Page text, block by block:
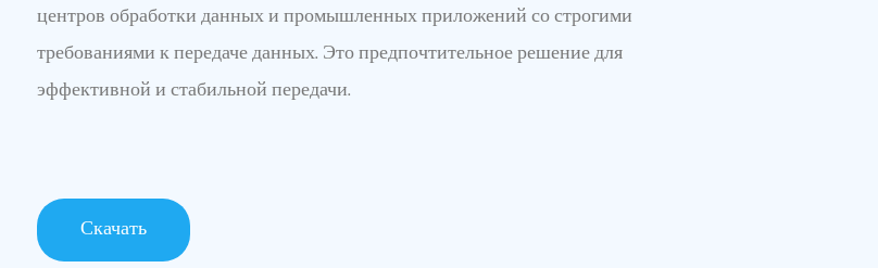
центров обработки данных и промышленных приложений со строгими
требованиями к передаче данных. Это предпочтительное решение для
эффективной и стабильной передачи.
Скачать